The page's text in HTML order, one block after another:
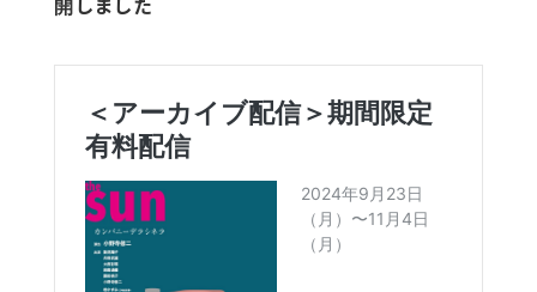
開しました